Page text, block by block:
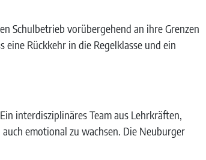
Schulbetrieb vorübergehend an ihre Grenzen
Rückkehr in die Regelklasse und ein
interdisziplinäres Team aus Lehrkräften,
emotional zu wachsen. Die Neuburger